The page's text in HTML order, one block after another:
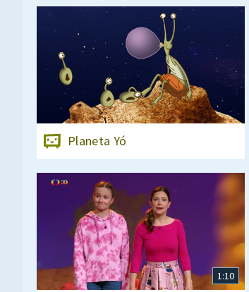
Planeta Yó
1:10